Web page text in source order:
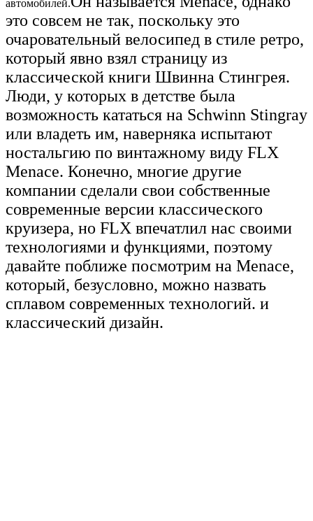
автомобилей.
это совсем не так, поскольку это
очаровательный велосипед в стиле ретро,
​​который явно взял страницу из
классической книги Швинна Стингрея.
Люди, у которых в детстве была
возможность кататься на Schwinn Stingray
или владеть им, наверняка испытают
ностальгию по винтажному виду FLX
Menace. Конечно, многие другие
компании сделали свои собственные
современные версии классического
круизера, но FLX впечатлил нас своими
технологиями и функциями, поэтому
давайте поближе посмотрим на Menace,
который, безусловно, можно назвать
сплавом современных технологий. и
классический дизайн.